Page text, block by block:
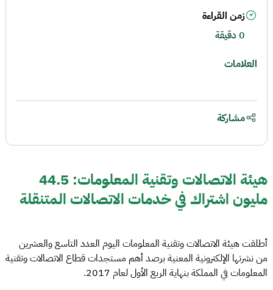
هيئة الاتصالات وتقنية المعلومات: 44.5
مليون اشتراك في خدمات الاتصالات المتنقلة
أطلقت هيئة الاتصالات وتقنية المعلومات اليوم العدد التاسع والعشرين
من نشرتها الإلكترونية المعنية برصد أهم مستجدات قطاع الاتصالات وتقنية
المعلومات في المملكة بنهاية الربع الأول لعام 2017.
زمن القراءة
0 دقيقة
العلامات
مشاركة